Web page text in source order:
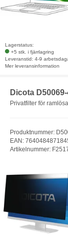
Lagerstatus:
+5 stk. i fjärrlagring
Leveranstid: 4-9
Mer leveransinformation
Dicota
Privatfilter för
Produktnummer:
EAN:
Artikelnummer: